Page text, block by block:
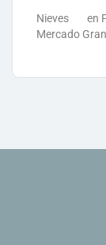
Nieves en
Mercado